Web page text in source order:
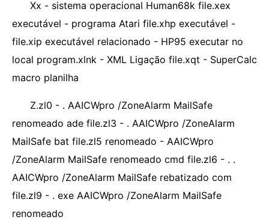
Xx - sistema operacional Human68k file.xex
executável - programa Atari file.xhp executável -
file.xip executável relacionado - HP95 executar no
local program.xlnk - XML ​​Ligação file.xqt - SuperCalc
macro planilha
Z.zl0 - . AAICWpro /ZoneAlarm MailSafe
renomeado ade file.zl3 - . AAICWpro /ZoneAlarm
MailSafe bat file.zl5 renomeado - AAICWpro
/ZoneAlarm MailSafe renomeado cmd file.zl6 - . .
AAICWpro /ZoneAlarm MailSafe rebatizado com
file.zl9 - . exe AAICWpro /ZoneAlarm MailSafe
renomeado